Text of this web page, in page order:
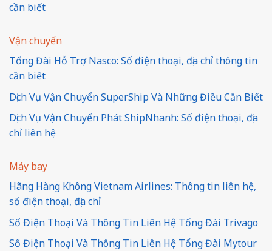
cần biết
Vận chuyển
Tổng Đài Hỗ Trợ Nasco: Số điện thoại, địa chỉ thông tin
cần biết
Dịch Vụ Vận Chuyển SuperShip Và Những Điều Cần Biết
Dịch Vụ Vận Chuyển Phát ShipNhanh: Số điện thoại, địa
chỉ liên hệ
Máy bay
Hãng Hàng Không Vietnam Airlines: Thông tin liên hệ,
số điện thoại, địa chỉ
Số Điện Thoại Và Thông Tin Liên Hệ Tổng Đài Trivago
Số Điện Thoại Và Thông Tin Liên Hệ Tổng Đài Mytour